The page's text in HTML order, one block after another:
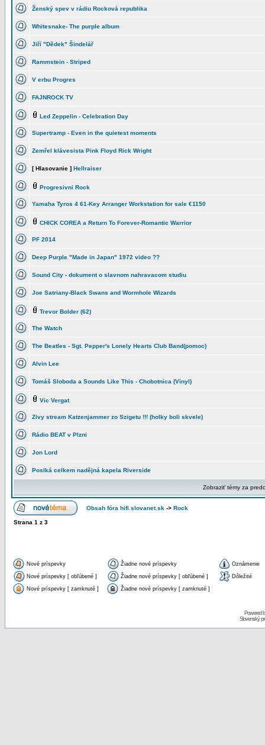
Ženský spev v rádiu Rocková republika
Whitesnake- The purple album
Jiří "Dědek" Šindelář
Rammstein - Striped
V erbu Progres
FAJNROCK TV
Led Zeppelin - Celebration Day
Supertramp - Even in the quietest moments
Zemřel klávesista Pink Floyd Rick Wright
[ Hlasovanie ] Hellraiser
Progresivni Rock
Yamaha Tyros 4 61-Key Arranger Workstation for sale €1150
CHICK COREA a Return To Forever-Romantic Warrior
PF 2014
Deep Purple "Made in Japan" 1972 video ??
Sound City - dokument o slavnom nahravacom studiu
Joe Satriany-Black Swans and Wormhole Wizards
Trevor Bolder (62)
The Watch
The Beatles - Sgt. Pepper's Lonely Hearts Club Band(pomoc)
Alvin Lee
Tomáš Sloboda a Sounds Like This - Chobotnica (Vinyl)
Vic Vergat
Zivy stream Katzenjammer zo Szigetu !!! (holky boli skvele)
Rádio BEAT v Plzni
Jon Lord
Poslká celkem nadějná kapela Riverside
Zobraziť témy za
Obsah fóra hifi.slovanet.sk -> Rock
Strana 1 z 3
Nové príspevky Žiadne nové príspevky Oznámenie
Nové príspevky [ obľúbené ] Žiadne nové príspevky [ obľúbené ] Dôležité
Nové príspevky [ zamknuté ] Žiadne nové príspevky [ zamknuté ]
Powered
Slovenský